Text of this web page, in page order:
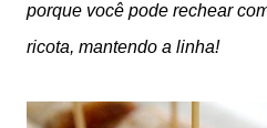
porque você pode rechear
ricota, mantendo a linha!